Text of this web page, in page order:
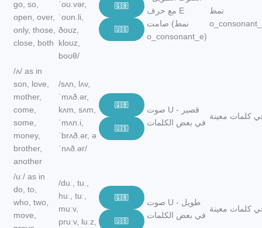
go, so,
open, over,
only, those,
close, both
ˈoʊ.vər,
ˈoʊn.li,
ðoʊz,
kloʊz,
boʊθ/
🇬🇧
🇺🇸
مع حرف E
صامت (نمط
o_consonant_e)
نمط
/ʌ/ as in
son, love,
mother,
come,
some,
money,
brother,
another
/sʌn, lʌv,
ˈmʌð.ər,
kʌm, sʌm,
ˈmʌn.i,
ˈbrʌð.ər, ə
ˈnʌð.ər/
🇬🇧
🇺🇸
صوت U قصير -
في بعض الكلمات
كلمات معينة
/uː/ as in
do, to,
who, two,
move,
/duː, tuː,
huː, tuː,
muːv,
pruːv, luːz,
🇬🇧
🇺🇸
صوت U طويل -
في بعض الكلمات
كلمات معينة